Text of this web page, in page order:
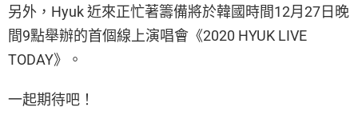
另外，Hyuk 近來正忙著籌備將於韓國時間12月27日晚
間9點舉辦的首個線上演唱會《2020 HYUK LIVE
TODAY》。
一起期待吧！